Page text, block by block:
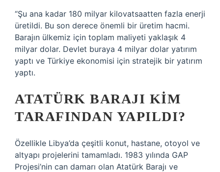
“Şu ana kadar 180 milyar kilovatsaatten fazla enerji
üretildi. Bu son derece önemli bir üretim hacmi.
Barajın ülkemiz için toplam maliyeti yaklaşık 4
milyar dolar. Devlet buraya 4 milyar dolar yatırım
yaptı ve Türkiye ekonomisi için stratejik bir yatırım
yaptı.
ATATÜRK BARAJI KIM
TARAFINDAN YAPILDI?
Özellikle Libya’da çeşitli konut, hastane, otoyol ve
altyapı projelerini tamamladı. 1983 yılında GAP
Projesi’nin can damarı olan Atatürk Barajı ve